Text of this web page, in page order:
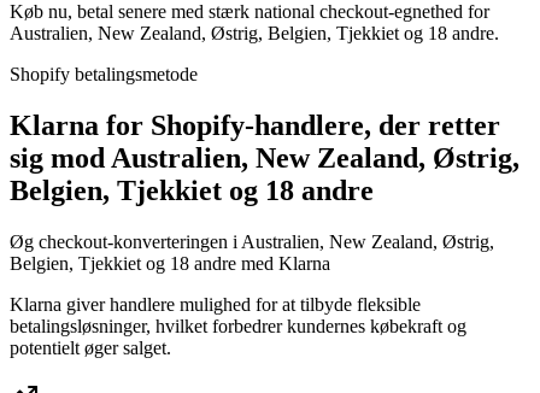
Køb nu, betal senere med stærk national checkout-egnethed for
Australien, New Zealand, Østrig, Belgien, Tjekkiet og 18 andre.
Shopify betalingsmetode
Klarna for Shopify-handlere, der retter
sig mod Australien, New Zealand, Østrig,
Belgien, Tjekkiet og 18 andre
Øg checkout-konverteringen i Australien, New Zealand, Østrig,
Belgien, Tjekkiet og 18 andre med Klarna
Klarna giver handlere mulighed for at tilbyde fleksible
betalingsløsninger, hvilket forbedrer kundernes købekraft og
potentielt øger salget.